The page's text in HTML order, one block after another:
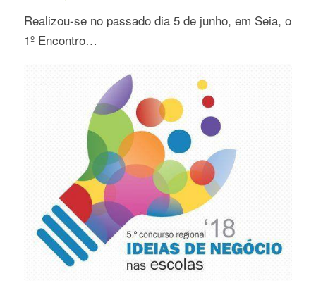
Realizou-se no passado dia 5 de junho, em Seia, o
1º Encontro…